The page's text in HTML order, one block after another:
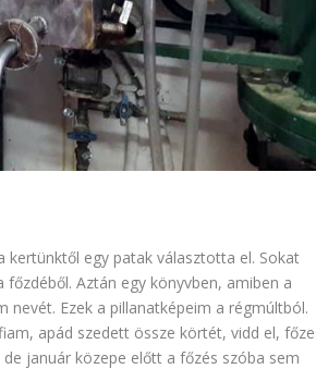
egy patak választotta el. Sokat
Aztán egy könyvben, amiben a
Ezek a pillanatképeim a régmúltból.
apád szedett össze körtét, vidd el,
január közepe előtt a főzés szóba sem